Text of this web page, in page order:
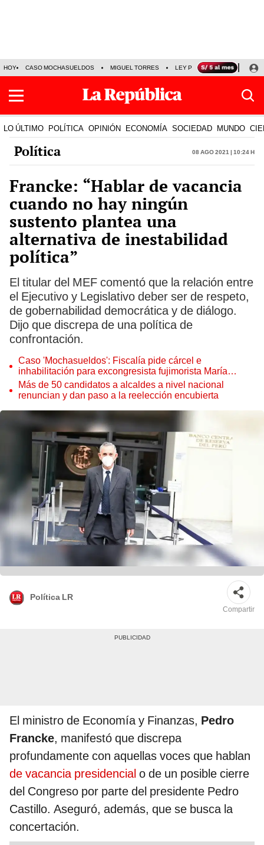
HOY CASO MOCHASUELDOS MIGUEL TORRES LEY PULPÍN PRECIO DEL
LO ÚLTIMO POLÍTICA OPINIÓN ECONOMÍA SOCIEDAD MUNDO
Política 08 Ago 2021 | 10:24 h
Francke: “Hablar de vacancia
cuando no hay ningún
sustento plantea una
alternativa de inestabilidad
política”
El titular del MEF comentó que la relación entre
el Ejecutivo y Legislativo deber ser de respeto,
de gobernabilidad democrática y de diálogo.
Dijo que discrepa de una política de
confrontación.
Caso 'Mochasueldos': Fiscalía pide cárcel e
inhabilitación para excongresista fujimorista María
Cordero Jon Tay
Más de 50 candidatos a alcaldes a nivel nacional
renuncian y dan paso a la reelección encubierta
Política LR
Compartir
El ministro de Economía y Finanzas, Pedro
Francke, manifestó que discrepa
profundamente con aquellas voces que hablan
de vacancia presidencial o de un posible cierre
del Congreso por parte del presidente Pedro
Castillo. Aseguró, además, que se busca la
concertación.